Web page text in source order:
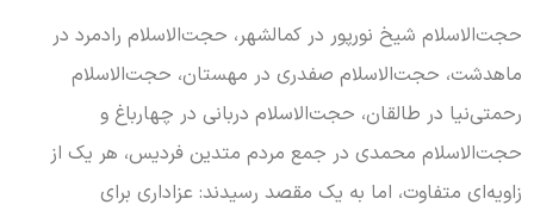
حجت‌الاسلام‌ شیخ نورپور در کمالشهر، حجت‌الاسلام رادمرد در
ماهدشت، حجت‌الاسلام صفدری در مهستان، حجت‌الاسلام
رحمتی‌نیا در طالقان، حجت‌الاسلام دربانی در چهارباغ و
حجت‌الاسلام محمدی در جمع مردم متدین فردیس، هر یک از
زاویه‌ای متفاوت، اما به یک مقصد رسیدند: عزاداری برای